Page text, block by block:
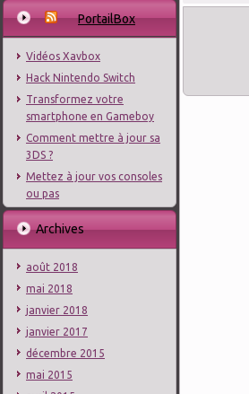
PortailBox
Vidéos Xavbox
Hack Nintendo Switch
Transformez votre
smartphone en Gameboy
Comment mettre à jour sa
3DS ?
Mettez à jour vos consoles
ou pas
Archives
août 2018
mai 2018
janvier 2018
janvier 2017
décembre 2015
mai 2015